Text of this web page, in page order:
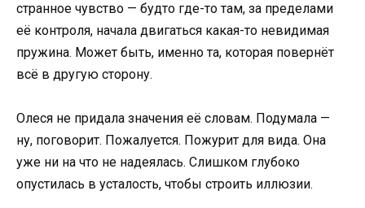
странное чувство — будто где-то там, за пределами
её контроля, начала двигаться какая-то невидимая
пружина. Может быть, именно та, которая повернёт
всё в другую сторону.
Олеся не придала значения её словам. Подумала —
ну, поговорит. Пожалуется. Пожурит для вида. Она
уже ни на что не надеялась. Слишком глубоко
опустилась в усталость, чтобы строить иллюзии.